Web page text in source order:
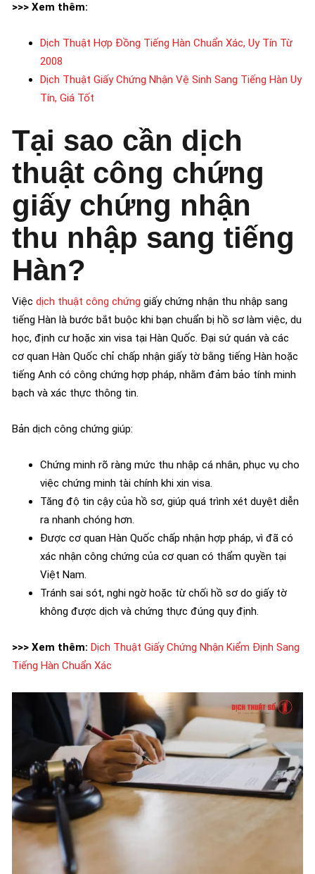
>>> Xem thêm:
Dịch Thuật Hợp Đồng Tiếng Hàn Chuẩn Xác, Uy Tín Từ
2008
Dịch Thuật Giấy Chứng Nhận Vệ Sinh Sang Tiếng Hàn Uy
Tín, Giá Tốt
Tại sao cần dịch
thuật công chứng
giấy chứng nhận
thu nhập sang tiếng
Hàn?
Việc dịch thuật công chứng giấy chứng nhận thu nhập sang
tiếng Hàn là bước bắt buộc khi bạn chuẩn bị hồ sơ làm việc, du
học, định cư hoặc xin visa tại Hàn Quốc. Đại sứ quán và các
cơ quan Hàn Quốc chỉ chấp nhận giấy tờ bằng tiếng Hàn hoặc
tiếng Anh có công chứng hợp pháp, nhằm đảm bảo tính minh
bạch và xác thực thông tin.
Bản dịch công chứng giúp:
Chứng minh rõ ràng mức thu nhập cá nhân, phục vụ cho
việc chứng minh tài chính khi xin visa.
Tăng độ tin cậy của hồ sơ, giúp quá trình xét duyệt diễn
ra nhanh chóng hơn.
Được cơ quan Hàn Quốc chấp nhận hợp pháp, vì đã có
xác nhận công chứng của cơ quan có thẩm quyền tại
Việt Nam.
Tránh sai sót, nghi ngờ hoặc từ chối hồ sơ do giấy tờ
không được dịch và chứng thực đúng quy định.
>>> Xem thêm: Dịch Thuật Giấy Chứng Nhận Kiểm Định Sang
Tiếng Hàn Chuẩn Xác